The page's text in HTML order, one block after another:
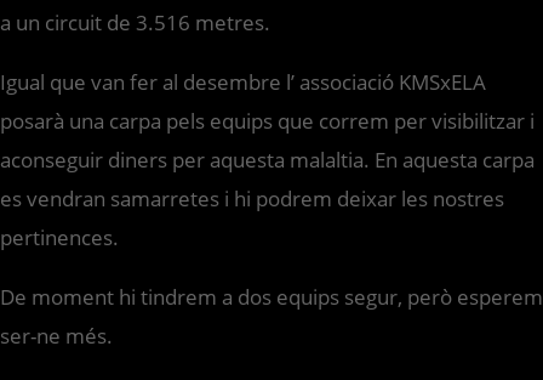
a un circuit de 3.516 metres.
Igual que van fer al desembre l’ associació KMSxELA
posarà una carpa pels equips que correm per visibilitzar i
aconseguir diners per aquesta malaltia. En aquesta carpa
es vendran samarretes i hi podrem deixar les nostres
pertinences.
De moment hi tindrem a dos equips segur, però esperem
ser-ne més.